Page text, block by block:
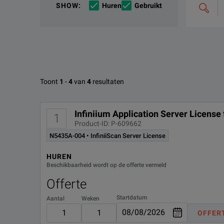
SHOW: Huren Gebruikt
combineer
Beschikbare opties voor
OPTIE-ID
N5435A-004
N5435A-043
N5435A-044
N5435A-053
Toont 1 -4van 4 resultaten
1 Infiniium Application Server
Product-ID: P-609662
N5435A-004 • InfiniiScan Server License
HUREN
Beschikbaarheid wordt op de offerte vermeld
Offerte
Aantal Weken Startdatum
Maximum freedom: share licenses within your
Requirements:
User must have Infiniium firmware revision
DOWNLOADEN